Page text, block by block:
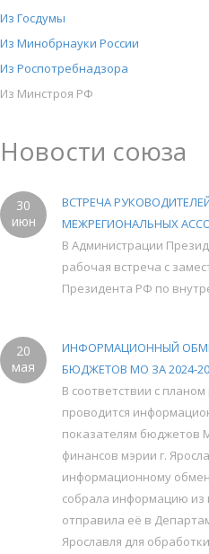
Из Госдумы
Из Минобрнауки России
Из Роспотребнадзора
Из Минстроя РФ
Новости союза
30
июн
ВСТРЕЧА
МЕЖРЕГИОНАЛЬНЫХ
В Администрации
рабочая встреча с
Президента РФ по
20
мая
ИНФОРМАЦИОННЫЙ
БЮДЖЕТОВ МО ЗА 2024-
В соответствии с
проводится
показателям бюджетов
финансов мэрии г.
информационному
собрала информацию из
отправила её в
Ярославля для